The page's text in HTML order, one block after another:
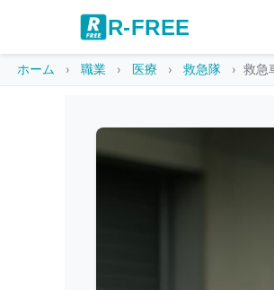
R-FREE
ホーム 職業 医療 救急隊 救急